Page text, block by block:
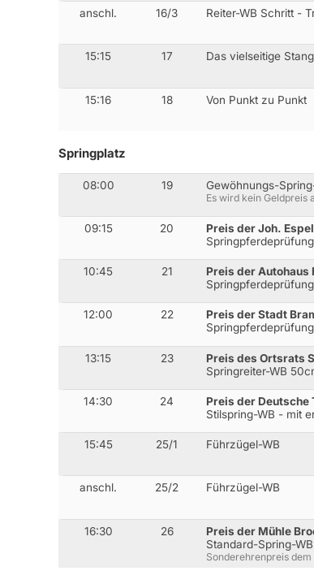
anschl. 16/3 Reiter-WB Schritt -
15:15 17 Das vielseitige
15:16 18 Von Punkt zu Punkt
Springplatz
08:00 19 Gewöhnungs-
Es wird kein Geldpreis
09:15 20
Preis der Joh.
10:45 21
Preis der Autohaus
12:00 22
Preis der Stadt
13:15 23
Preis des Ortsrats
Springreiter-WB
14:30 24
Preis der Deutsche
Stilspring-WB - mit
15:45 25/1 Führzügel-WB
anschl. 25/2 Führzügel-WB
16:30 26
Preis der Mühle
Standard-Spring-
Sonderehrenpreis